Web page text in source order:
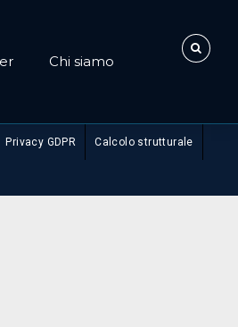
Chi siamo
Privacy GDPR Calcolo strutturale